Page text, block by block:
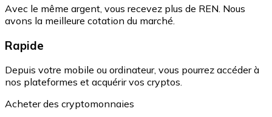
Avec le même argent, vous recevez plus de REN. Nous
avons la meilleure cotation du marché.
Rapide
Depuis votre mobile ou ordinateur, vous pourrez accéder à
nos plateformes et acquérir vos cryptos.
Acheter des cryptomonnaies